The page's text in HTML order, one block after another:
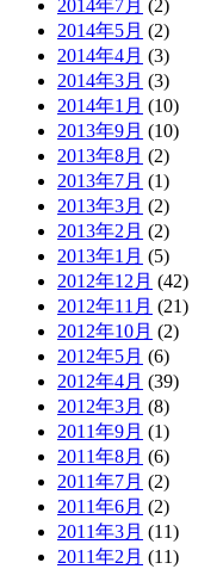
2014年7月 (2)
2014年5月 (2)
2014年4月 (3)
2014年3月 (3)
2014年1月 (10)
2013年9月 (10)
2013年8月 (2)
2013年7月 (1)
2013年3月 (2)
2013年2月 (2)
2013年1月 (5)
2012年12月 (42)
2012年11月 (21)
2012年10月 (2)
2012年5月 (6)
2012年4月 (39)
2012年3月 (8)
2011年9月 (1)
2011年8月 (6)
2011年7月 (2)
2011年6月 (2)
2011年3月 (11)
2011年2月 (11)